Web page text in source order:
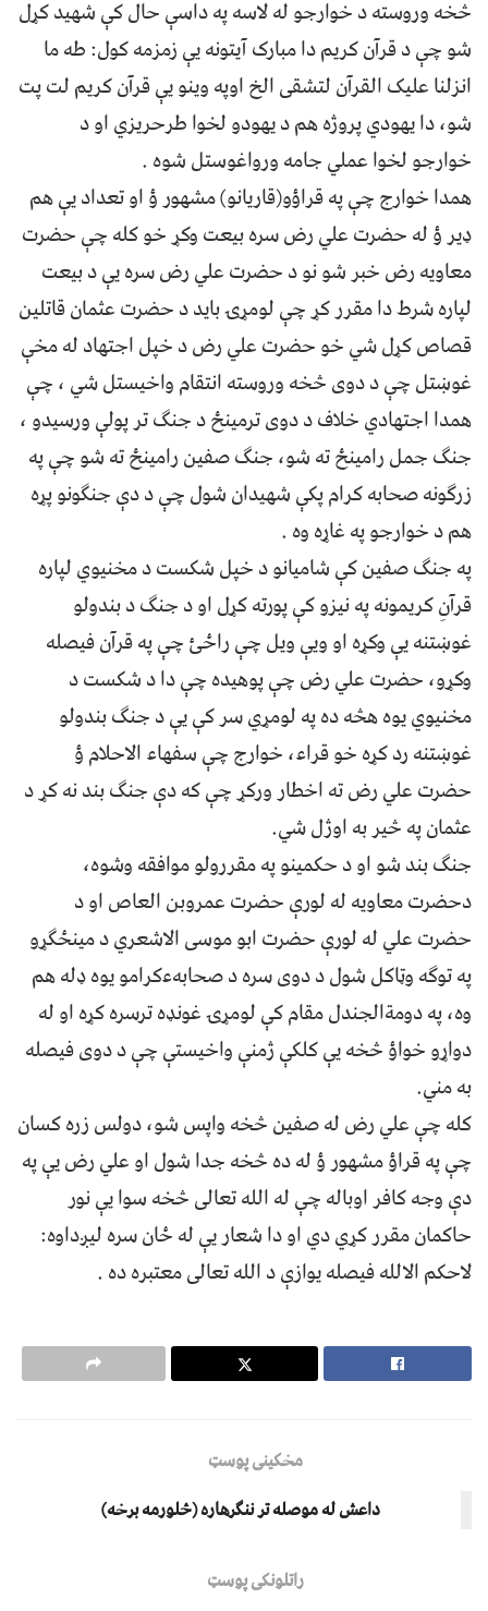
څخه وروسته د خوارجو له لاسه په داسې حال کې شهید کړل
شو چې د قرآن کریم دا مبارک آیتونه یې زمزمه کول: طه ما
انزلنا علیک القرآن لتشقی الخ اوپه وینو یې قرآن کریم لت پت
شو، دا یهودي پروژه هم د یهودو لخوا طرحریزي او د
خوارجو لخوا عملي جامه ورواغوستل شوه .
همدا خوارج چې په قراؤو(قاریانو) مشهور ؤ او تعداد یې هم
ډیر ؤ له حضرت علي رض سره بیعت وکړ خو کله چې حضرت
معاویه رض خبر شو نو د حضرت علي رض سره یې د بیعت
لپاره شرط دا مقرر کړ چې لومړۍ باید د حضرت عثمان قاتلین
قصاص کړل شي خو حضرت علي رض د خپل اجتهاد له مخې
غوښتل چې د دوی څخه وروسته انتقام واخیستل شي ، چې
همدا اجتهادي خلاف د دوی ترمینځ د جنګ تر پولې ورسیدو ،
جنګ جمل رامینځ ته شو، جنګ صفین رامینځ ته شو چې په
زرګونه صحابه کرام پکې شهیدان شول چې د دې جنګونو پړه
هم د خوارجو په غاړه وه .
په جنګ صفین کې شامیانو د خپل شکست د مخنیوي لپاره
قرآنِ کریمونه په نیزو کې پورته کړل او د جنګ د بندولو
غوښتنه یې وکړه او ویې ویل چې راځئ چې په قرآن فیصله
وکړو، حضرت علي رض چې پوهیده چې دا د شکست د
مخنیوي یوه هڅه ده په لومړي سر کې یې د جنګ بندولو
غوښتنه رد کړه خو قراء، خوارج چې سفهاء الاحلام ؤ
حضرت علي رض ته اخطار ورکړ چې که دې جنګ بند نه کړ د
عثمان په څیر به اوژل شي.
جنګ بند شو او د حکمینو په مقررولو موافقه وشوه،
دحضرت معاویه له لورې حضرت عمروبن العاص او د
حضرت علي له لورې حضرت ابو موسی الاشعري د مینځګړو
په توګه وټاکل شول د دوی سره د صحابهءکرامو یوه ډله هم
وه، په دومةالجندل مقام كې لومړۍ غونډه ترسره کړه او له
دواړو خواؤ څخه یې کلکې ژمنې واخیستې چې د دوی فیصله
به مني.
کله چې علي رض له صفین څخه واپس شو، دولس زره کسان
چې په قراؤ مشهور ؤ له ده څخه جدا شول او علي رض یې په
دې وجه کافر اوباله چې له الله تعالی څخه سوا یې نور
حاکمان مقرر کړي دي او دا شعار یې له ځان سره لیږداوه:
لاحکم الالله فیصله یوازې د الله تعالی معتبره ده .
مخکینی پوسټ
داعش له موصله تر ننګرهاره (څلورمه برخه)
راتلونکی پوسټ